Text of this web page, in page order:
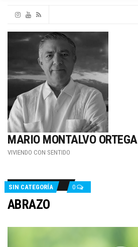
MARIO MONTALVO ORTEGA
VIVIENDO CON SENTIDO
SIN CATEGORÍA 0
ABRAZO